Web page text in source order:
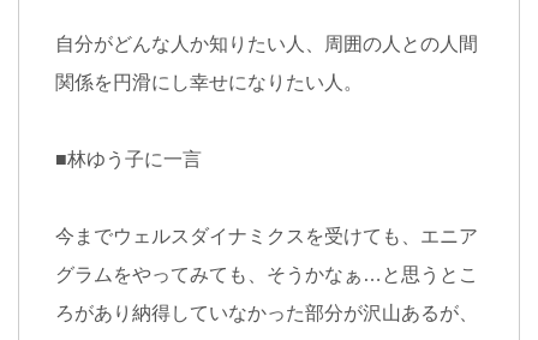
自分がどんな人か知りたい人、周囲の人との人間
関係を円滑にし幸せになりたい人。
■林ゆう子に一言
今までウェルスダイナミクスを受けても、エニア
グラムをやってみても、そうかなぁ … と思うとこ
ろがあり納得していなかった部分が沢山あるが、